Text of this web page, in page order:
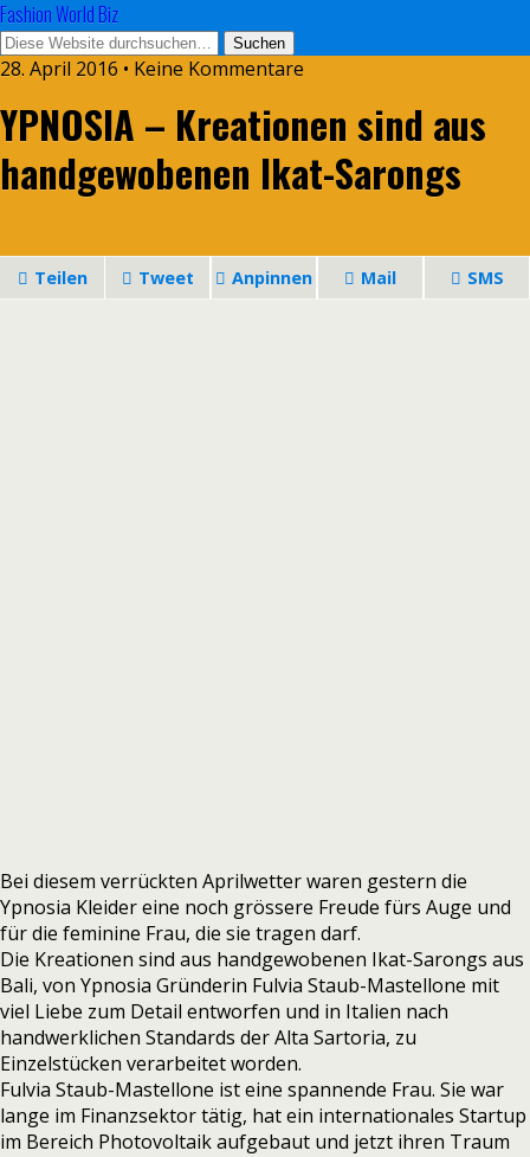
Fashion World Biz
28. April 2016 • Keine Kommentare
YPNOSIA – Kreationen sind aus
handgewobenen Ikat-Sarongs
Teilen Tweet Anpinnen Mail SMS
Bei diesem verrückten Aprilwetter waren gestern die
Ypnosia Kleider eine noch grössere Freude fürs Auge und
für die feminine Frau, die sie tragen darf.
Die Kreationen sind aus handgewobenen Ikat-Sarongs aus
Bali, von Ypnosia Gründerin Fulvia Staub-Mastellone mit
viel Liebe zum Detail entworfen und in Italien nach
handwerklichen Standards der Alta Sartoria, zu
Einzelstücken verarbeitet worden.
Fulvia Staub-Mastellone ist eine spannende Frau. Sie war
lange im Finanzsektor tätig, hat ein internationales Startup
im Bereich Photovoltaik aufgebaut und jetzt ihren Traum